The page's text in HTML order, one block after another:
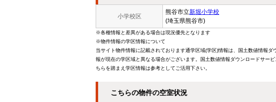
小学校区
熊谷市立新堀小学校
(埼玉県熊谷市)
※各種情報と差異がある場合は現況優先となります
※物件情報の学区情報について
当サイト物件情報に記載されております通学区域(学区)情報は、国土数値情報
報が現在の学区域と異なる場合がございます。国土数値情報ダウンロードサー
ちらを踏まえ学区情報は参考としてご活用下さい。
こちらの物件の空室状況